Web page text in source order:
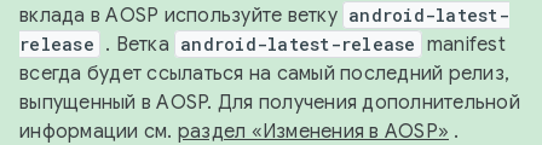
вклада в AOSP используйте ветку android-latest-
release . Ветка android-latest-release manifest
всегда будет ссылаться на самый последний релиз,
выпущенный в AOSP. Для получения дополнительной
информации см. раздел «Изменения в AOSP» .